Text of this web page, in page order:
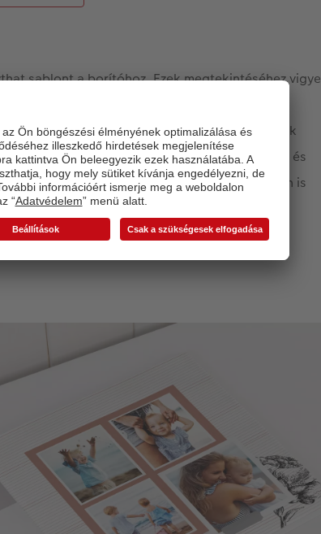
sablont a borítóhoz. Ezek megtekintéséhez vigye
fölé a szerkesztőben, amíg megjelenik a
kattint, megjelenik a három borító. Mindegyik
stílusú grafikai elemeket különböző módon és
kreatív tervezés miatt a borító már önmagában is
fotókönyvének.